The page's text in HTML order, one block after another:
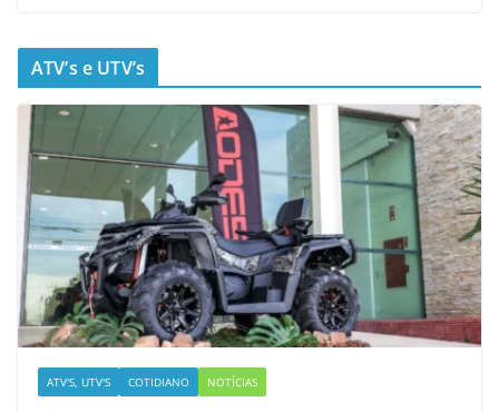
ATV’s e UTV’s
ATV'S, UTV'S COTIDIANO NOTÍCIAS